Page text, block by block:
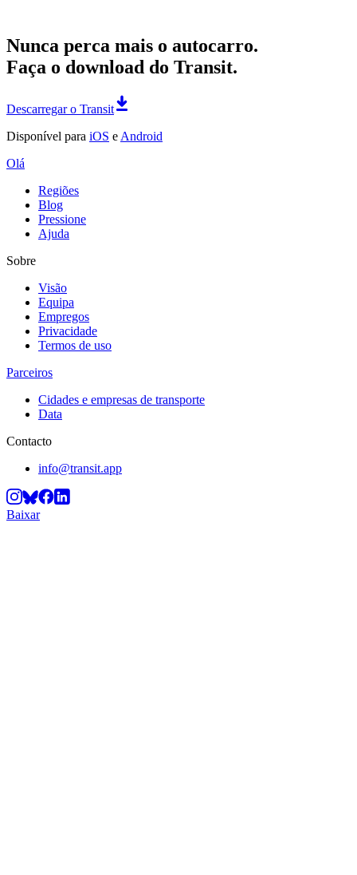
Nunca perca mais o autocarro.
Faça o download do Transit.
Descarregar o Transit
Disponível para iOS e Android
Olá
Regiões
Blog
Pressione
Ajuda
Sobre
Visão
Equipa
Empregos
Privacidade
Termos de uso
Parceiros
Cidades e empresas de transporte
Data
Contacto
info@transit.app
Baixar